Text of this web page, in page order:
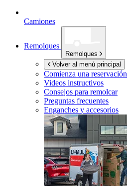
Camiones
Remolques
Remolques
Volver al menú principal
Comienza una reservación
Videos instructivos
Consejos para remolcar
Preguntas frecuentes
Enganches y accesorios